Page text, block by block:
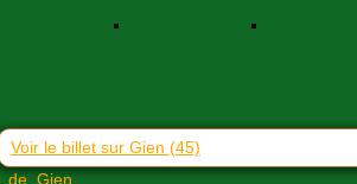
Voir le billet sur Gien (45)